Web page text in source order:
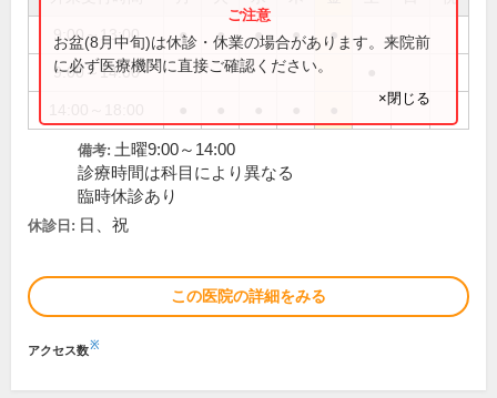
9:00～13:00 ● ● ● ● ●
9:00～14:00
お盆(8月中旬)は休診・休業の場合があります。来院前
に必ず医療機関に直接ご確認ください。
×閉じる
備考: 土曜9:00～14:00
診療時間は科目により異なる
臨時休診あり
休診日: 日、祝
この医院の詳細をみる
アクセス数※